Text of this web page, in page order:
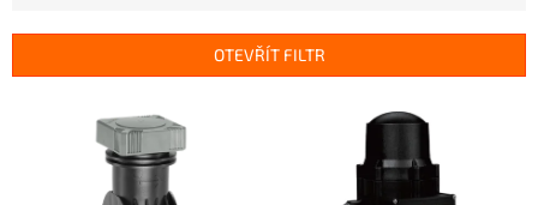
r
OTEVŘÍT FILTR